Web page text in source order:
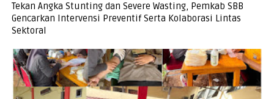
Tekan Angka Stunting dan Severe Wasting, Pemkab SBB
Gencarkan Intervensi Preventif Serta Kolaborasi Lintas
Sektoral